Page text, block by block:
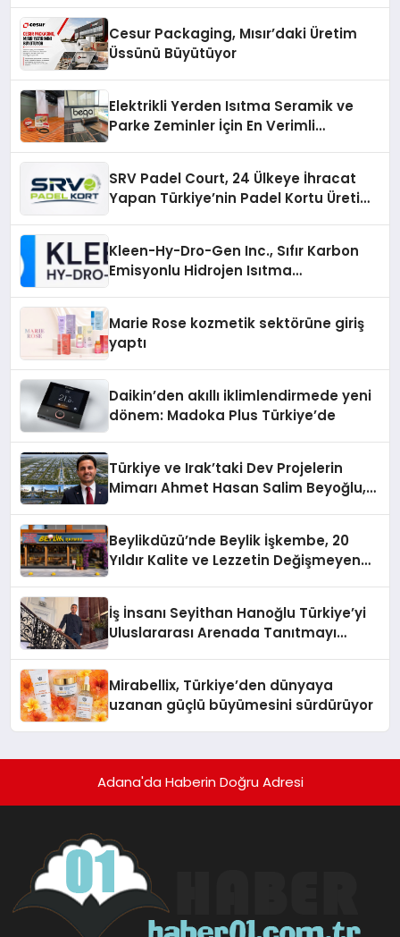
Cesur Packaging, Mısır’daki Üretim
Üssünü Büyütüyor
Elektrikli Yerden Isıtma Seramik ve
Parke Zeminler İçin En Verimli
SRV Padel Court, 24 Ülkeye İhracat
Yapan Türkiye’nin Padel Kortu Üretim
Kleen-Hy-Dro-Gen Inc., Sıfır Karbon
Emisyonlu Hidrojen Isıtma
Marie Rose kozmetik sektörüne giriş
yaptı
Daikin’den akıllı iklimlendirmede yeni
dönem: Madoka Plus Türkiye’de
Türkiye ve Irak’taki Dev Projelerin
Mimarı Ahmet Hasan Salim Beyoğlu,
Hayata Geçirecek
Beylikdüzü’nde Beylik İşkembe, 20
Yıldır Kalite ve Lezzetin Değişmeyen
İş İnsanı Seyithan Hanoğlu Türkiye’yi
Uluslararası Arenada Tanıtmayı
Mirabellix, Türkiye’den dünyaya
uzanan güçlü büyümesini sürdürüyor
Adana'da Haberin Doğru Adresi